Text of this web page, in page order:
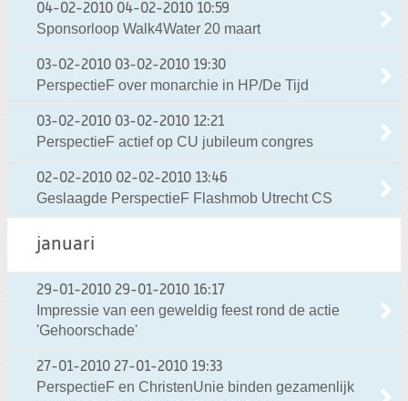
04-02-2010 04-02-2010 10:59
Sponsorloop Walk4Water 20 maart
03-02-2010 03-02-2010 19:30
PerspectieF over monarchie in HP/De Tijd
03-02-2010 03-02-2010 12:21
PerspectieF actief op CU jubileum congres
02-02-2010 02-02-2010 13:46
Geslaagde PerspectieF Flashmob Utrecht CS
januari
29-01-2010 29-01-2010 16:17
Impressie van een geweldig feest rond de actie
'Gehoorschade'
27-01-2010 27-01-2010 19:33
PerspectieF en ChristenUnie binden gezamenlijk